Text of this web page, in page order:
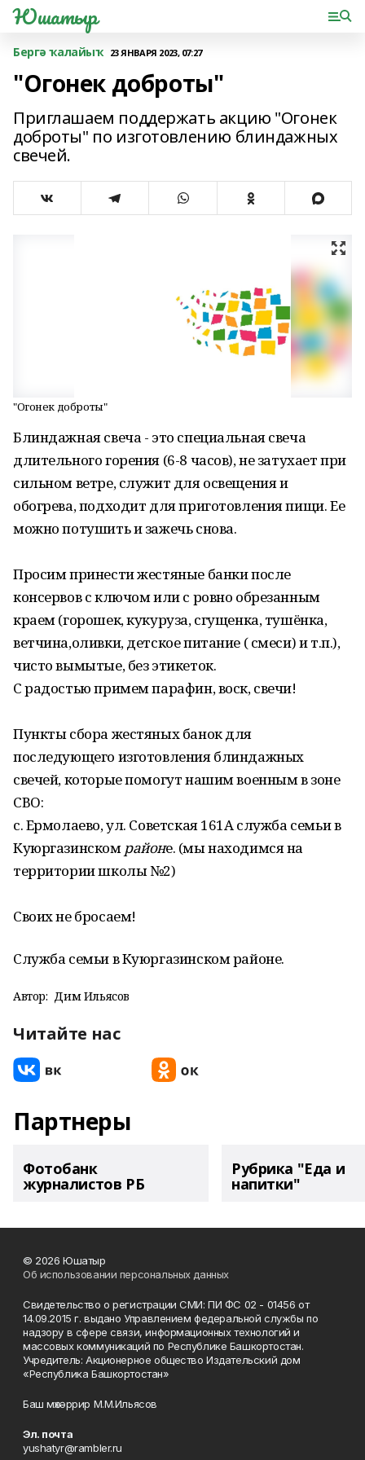
Юшатыр
Бергә ҡалайыҡ 23 ЯНВАРЯ 2023, 07:27
"Огонек доброты"
Приглашаем поддержать акцию "Огонек
доброты" по изготовлению блиндажных
свечей.
"Огонек доброты"
Блиндажная свеча - это специальная свеча
длительного горения (6-8 часов), не затухает при
сильном ветре, служит для освещения и
обогрева, подходит для приготовления пищи. Ее
можно потушить и зажечь снова.
Просим принести жестяные банки после
консервов с ключом или с ровно обрезанным
краем (горошек, кукуруза, сгущенка, тушёнка,
ветчина,оливки, детское питание ( смеси) и т.п.),
чисто вымытые, без этикеток.
С радостью примем парафин, воск, свечи!
Пункты сбора жестяных банок для
последующего изготовления блиндажных
свечей, которые помогут нашим военным в зоне
СВО:
с. Ермолаево, ул. Советская 161А служба семьи в
Куюргазинском районе. (мы находимся на
территории школы №2)
Своих не бросаем!
Служба семьи в Куюргазинском районе.
Автор: Дим Ильясов
Читайте нас
Партнеры
Фотобанк
журналистов РБ
Рубрика "Еда и
напитки"
© 2026 Юшатыр
Об использовании персональных данных
Свидетельство о регистрации СМИ: ПИ ФС 02 - 01456 от
14.09.2015 г. выдано Управлением федеральной службы по
надзору в сфере связи, информационных технологий и
массовых коммуникаций по Республике Башкортостан.
Учредитель: Акционерное общество Издательский дом
«Республика Башкортостан»
Баш мөхәррир М.М.Ильясов
Эл. почта
yushatyr@rambler.ru